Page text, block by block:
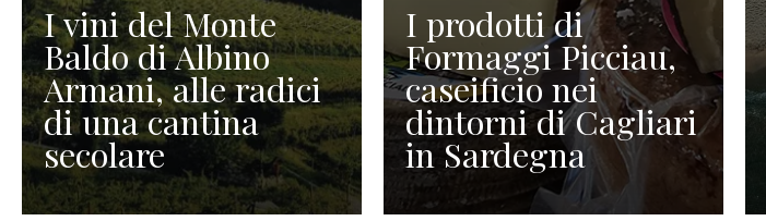
I vini del Monte
Baldo di Albino
Armani, alle radici
di una cantina
secolare
I prodotti di
Formaggi Picciau,
caseificio nei
dintorni di Cagliari
in Sardegna